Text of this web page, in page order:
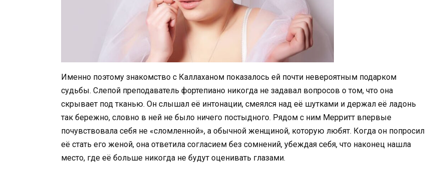
Именно поэтому знакомство с Каллаханом показалось ей почти невероятным подарком
судьбы. Слепой преподаватель фортепиано никогда не задавал вопросов о том, что она
скрывает под тканью. Он слышал её интонации, смеялся над её шутками и держал её ладонь
так бережно, словно в ней не было ничего постыдного. Рядом с ним Мерритт впервые
почувствовала себя не «сломленной», а обычной женщиной, которую любят. Когда он попросил
её стать его женой, она ответила согласием без сомнений, убеждая себя, что наконец нашла
место, где её больше никогда не будут оценивать глазами.